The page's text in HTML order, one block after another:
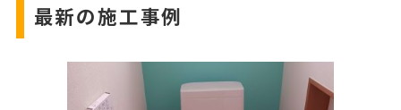
最新の施工事例